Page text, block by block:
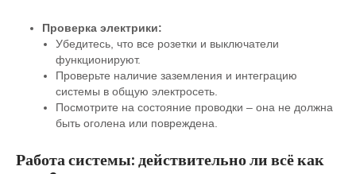
Проверка электрики:
Убедитесь, что все розетки и выключатели
функционируют.
Проверьте наличие заземления и интеграцию
системы в общую электросеть.
Посмотрите на состояние проводки – она не должна
быть оголена или повреждена.
Работа системы: действительно ли всё как